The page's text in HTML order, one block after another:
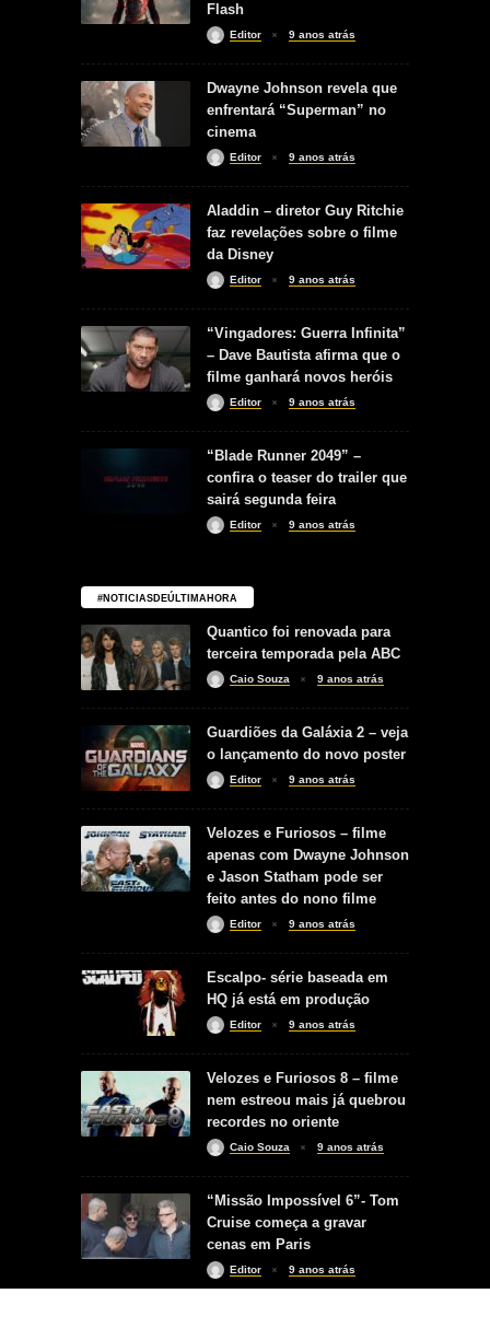
Flash
Editor 9 anos atrás
Dwayne Johnson revela que
enfrentará “Superman” no
cinema
Editor 9 anos atrás
Aladdin – diretor Guy Ritchie
faz revelações sobre o filme
da Disney
Editor 9 anos atrás
“Vingadores: Guerra Infinita”
– Dave Bautista afirma que o
filme ganhará novos heróis
Editor 9 anos atrás
“Blade Runner 2049” –
confira o teaser do trailer que
sairá segunda feira
Editor 9 anos atrás
#NOTICIASDEÚLTIMAHORA
Quantico foi renovada para
terceira temporada pela ABC
Caio Souza 9 anos atrás
Guardiões da Galáxia 2 – veja
o lançamento do novo poster
Editor 9 anos atrás
Velozes e Furiosos – filme
apenas com Dwayne Johnson
e Jason Statham pode ser
feito antes do nono filme
Editor 9 anos atrás
Escalpo- série baseada em
HQ já está em produção
Editor 9 anos atrás
Velozes e Furiosos 8 – filme
nem estreou mais já quebrou
recordes no oriente
Caio Souza 9 anos atrás
“Missão Impossível 6”- Tom
Cruise começa a gravar
cenas em Paris
Editor 9 anos atrás